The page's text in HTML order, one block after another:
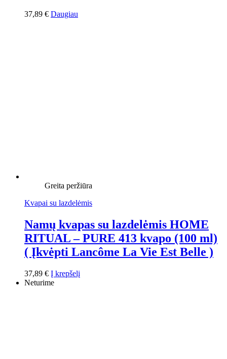
37,89 € Daugiau
Greita peržiūra
Kvapai su lazdelėmis
Namų kvapas su lazdelėmis HOME
RITUAL – PURE 413 kvapo (100 ml)
( Įkvėpti Lancôme La Vie Est Belle )
37,89 € Į krepšelį
Neturime